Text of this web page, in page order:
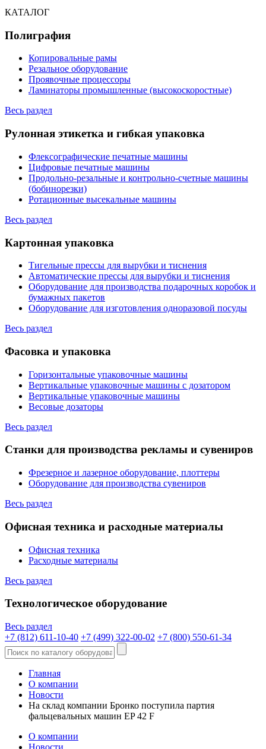
КАТАЛОГ
Полиграфия
Копировальные рамы
Резальное оборудование
Проявочные процессоры
Ламинаторы промышленные (высокоскоростные)
Весь раздел
Рулонная этикетка и гибкая упаковка
Флексографические печатные машины
Цифровые печатные машины
Продольно-резальные и контрольно-счетные машины
(бобинорезки)
Ротационные высекальные машины
Весь раздел
Картонная упаковка
Тигельные прессы для вырубки и тиснения
Автоматические прессы для вырубки и тиснения
Оборудование для производства подарочных коробок и
бумажных пакетов
Оборудование для изготовления одноразовой посуды
Весь раздел
Фасовка и упаковка
Горизонтальные упаковочные машины
Вертикальные упаковочные машины с дозатором
Вертикальные упаковочные машины
Весовые дозаторы
Весь раздел
Станки для производства рекламы и сувениров
Фрезерное и лазерное оборудование, плоттеры
Оборудование для производства сувениров
Весь раздел
Офисная техника и расходные материалы
Офисная техника
Расходные материалы
Весь раздел
Технологическое оборудование
Весь раздел
+7 (812) 611-10-40 +7 (499) 322-00-02 +7 (800) 550-61-34
Главная
О компании
Новости
На склад компании Бронко поступила партия
фальцевальных машин EP 42 F
О компании
Новости